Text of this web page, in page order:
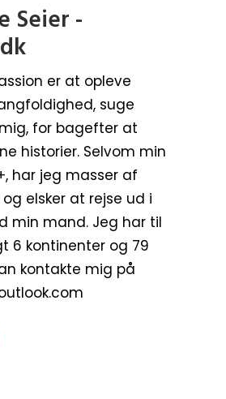
Seier -
er at opleve
suge
for bagefter at
historier. Selvom min
har jeg masser af
elsker at rejse ud i
min mand. Jeg har til
6 kontinenter og 79
kontakte mig på